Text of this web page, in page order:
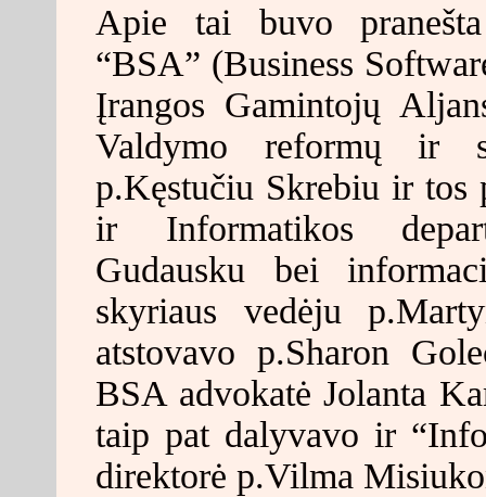
Apie tai buvo
“BSA” (Business
Įrangos Gamintojų
Valdymo reformų ir
p.Kęstučiu Skrebiu ir tos
ir Informatikos
Gudausku bei
skyriaus vedėju
atstovavo p.Sharon
BSA advokatė Jolanta
taip pat dalyvavo ir
direktorė p.Vilma